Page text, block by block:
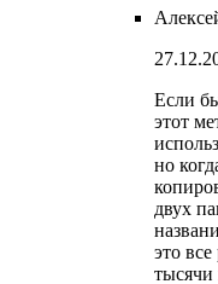
Если
этот
но
двух
это